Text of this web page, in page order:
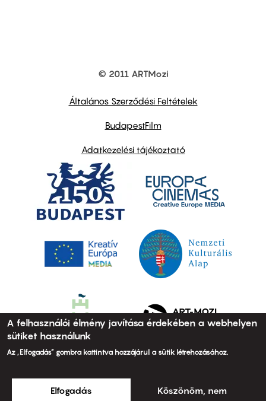
© 2011 ARTMozi
Általános Szerződési Feltételek
BudapestFilm
Adatkezelési tájékoztató
A felhasználói élmény javítása érdekében a webhelyen
sütiket használunk
Az „Elfogadás” gombra kattintva hozzájárul a sütik létrehozásához.
Elfogadás Köszönöm, nem